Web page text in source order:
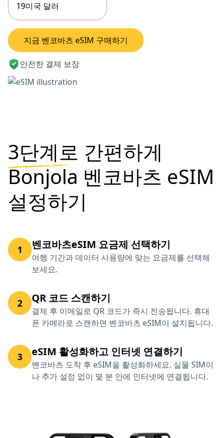
19미국 달러
지금 벤코바츠 eSIM 구매하기
안전한 결제 보장
3단계로 간편하게
Bonjola 벤코바츠 eSIM
설정하기
1 벤코바츠eSIM 요금제 선택하기
여행 기간과 데이터 사용량에 맞는 요금제를 선택해
보세요.
2 QR 코드 스캔하기
결제 후 이메일로 QR 코드가 즉시 전송됩니다. 휴대
폰 카메라로 스캔하면 벤코바츠 eSIM이 설치됩니다.
3 eSIM 활성화하고 인터넷 연결하기
벤코바츠 도착 후 eSIM을 활성화하세요. 실물 SIM이
나 추가 설정 없이 몇 분 안에 인터넷에 연결됩니다.